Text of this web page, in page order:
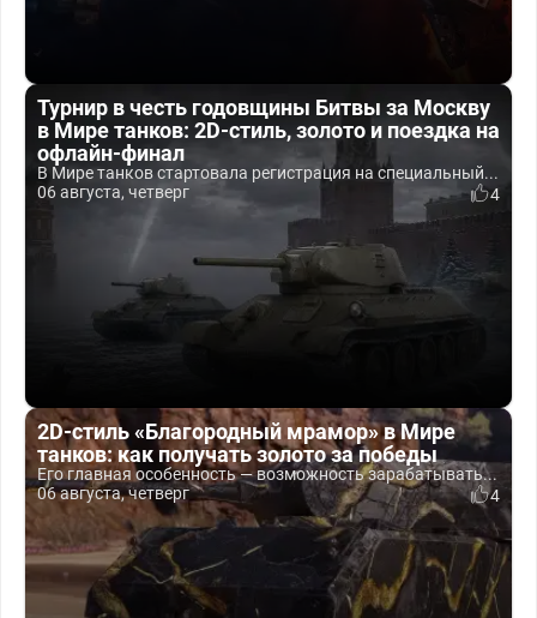
Турнир в честь годовщины Битвы за Москву
в Мире танков: 2D-стиль, золото и поездка на
офлайн-финал
В Мире танков стартовала регистрация на специальный...
06 августа, четверг
4
2D-стиль «Благородный мрамор» в Мире
танков: как получать золото за победы
Его главная особенность — возможность зарабатывать...
06 августа, четверг
4